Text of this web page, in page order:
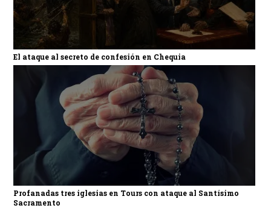
El ataque al secreto de confesión en Chequia
Profanadas tres iglesias en Tours con ataque al Santísimo
Sacramento